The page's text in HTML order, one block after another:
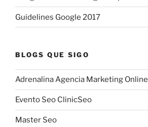
Guidelines Google 2017
BLOGS QUE SIGO
Adrenalina Agencia Marketing Online
Evento Seo ClinicSeo
Master Seo